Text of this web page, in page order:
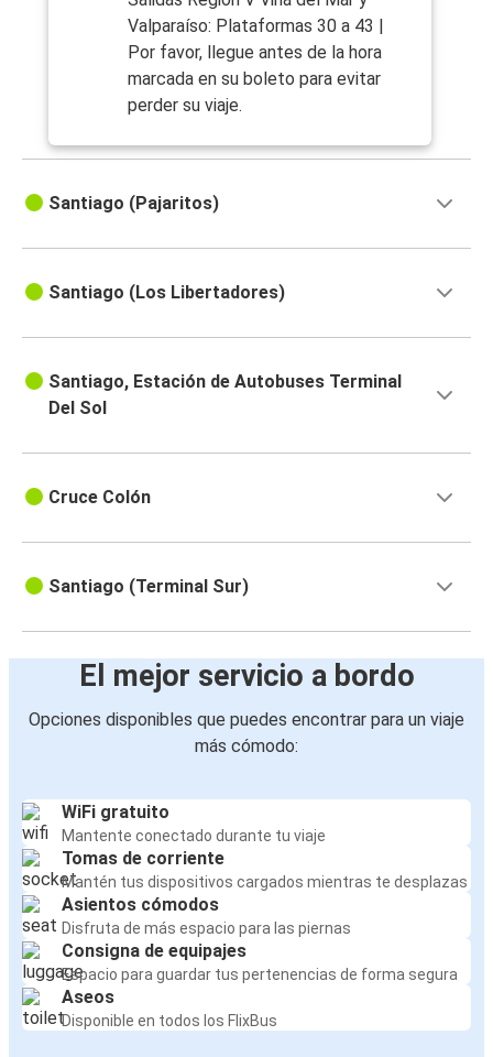
Valparaíso: Plataformas 30 a 43 |
Por favor, llegue antes de la hora
marcada en su boleto para evitar
perder su viaje.
Santiago (Pajaritos)
Santiago (Los Libertadores)
Santiago, Estación de Autobuses Terminal
Del Sol
Cruce Colón
Santiago (Terminal Sur)
El mejor servicio a bordo
Opciones disponibles que puedes encontrar para un viaje
más cómodo:
WiFi gratuito
Mantente conectado durante tu viaje
Tomas de corriente
Mantén tus dispositivos cargados mientras te desplazas
Asientos cómodos
Disfruta de más espacio para las piernas
Consigna de equipajes
Espacio para guardar tus pertenencias de forma segura
Aseos
Disponible en todos los FlixBus